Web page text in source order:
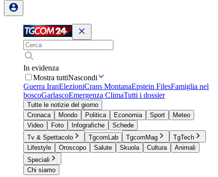
In evidenza
Mostra tuttiNascondi
Guerra IranElezioniCrans MontanaEpstein FilesFamiglia nel
boscoGarlascoEmergenza ClimaTutti i dossier
Tutte le notizie del giorno
Cronaca
Mondo Politica Economia Sport
Meteo
Video
Foto Infografiche
Schede
Tv & Spettacolo
TgcomLab TgcomMag
TgTech
Lifestyle
Oroscopo Salute Skuola Cultura
Animali
Speciali
Chi siamo